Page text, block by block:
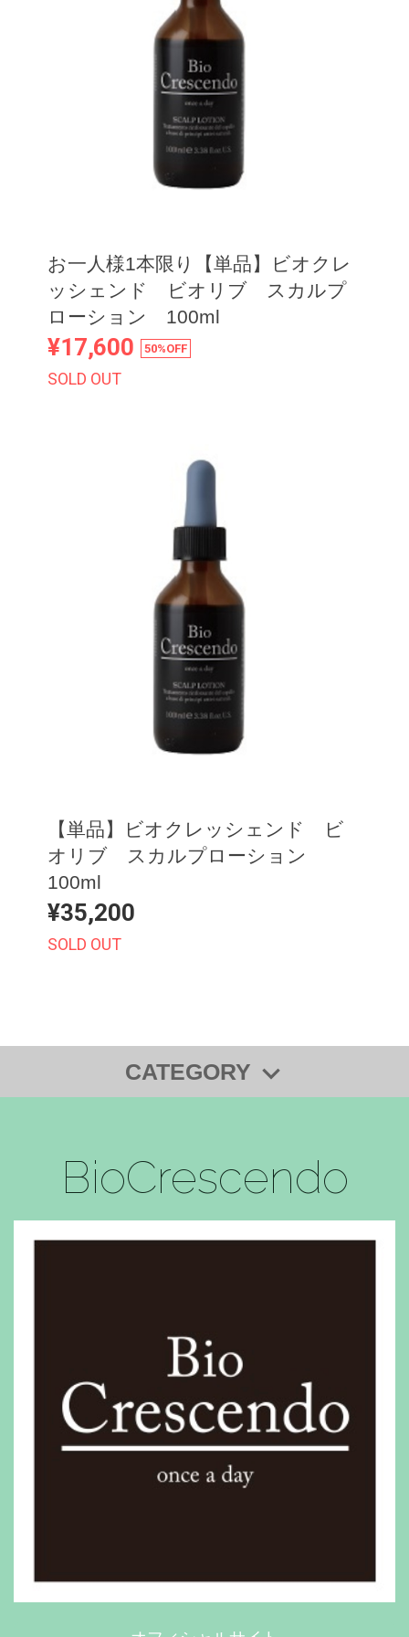
お一人様1本限り【単品】ビオクレ
ッシェンド ビオリブ スカルプ
ローション 100ml
¥17,600 50%OFF
SOLD OUT
【単品】ビオクレッシェンド ビ
オリブ スカルプローション
100ml
¥35,200
SOLD OUT
CATEGORY
単品 定期便
BioCrescendo